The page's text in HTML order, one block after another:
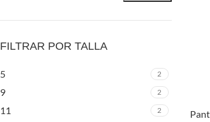
FILTRAR POR TALLA
5 2
9 2
11 2